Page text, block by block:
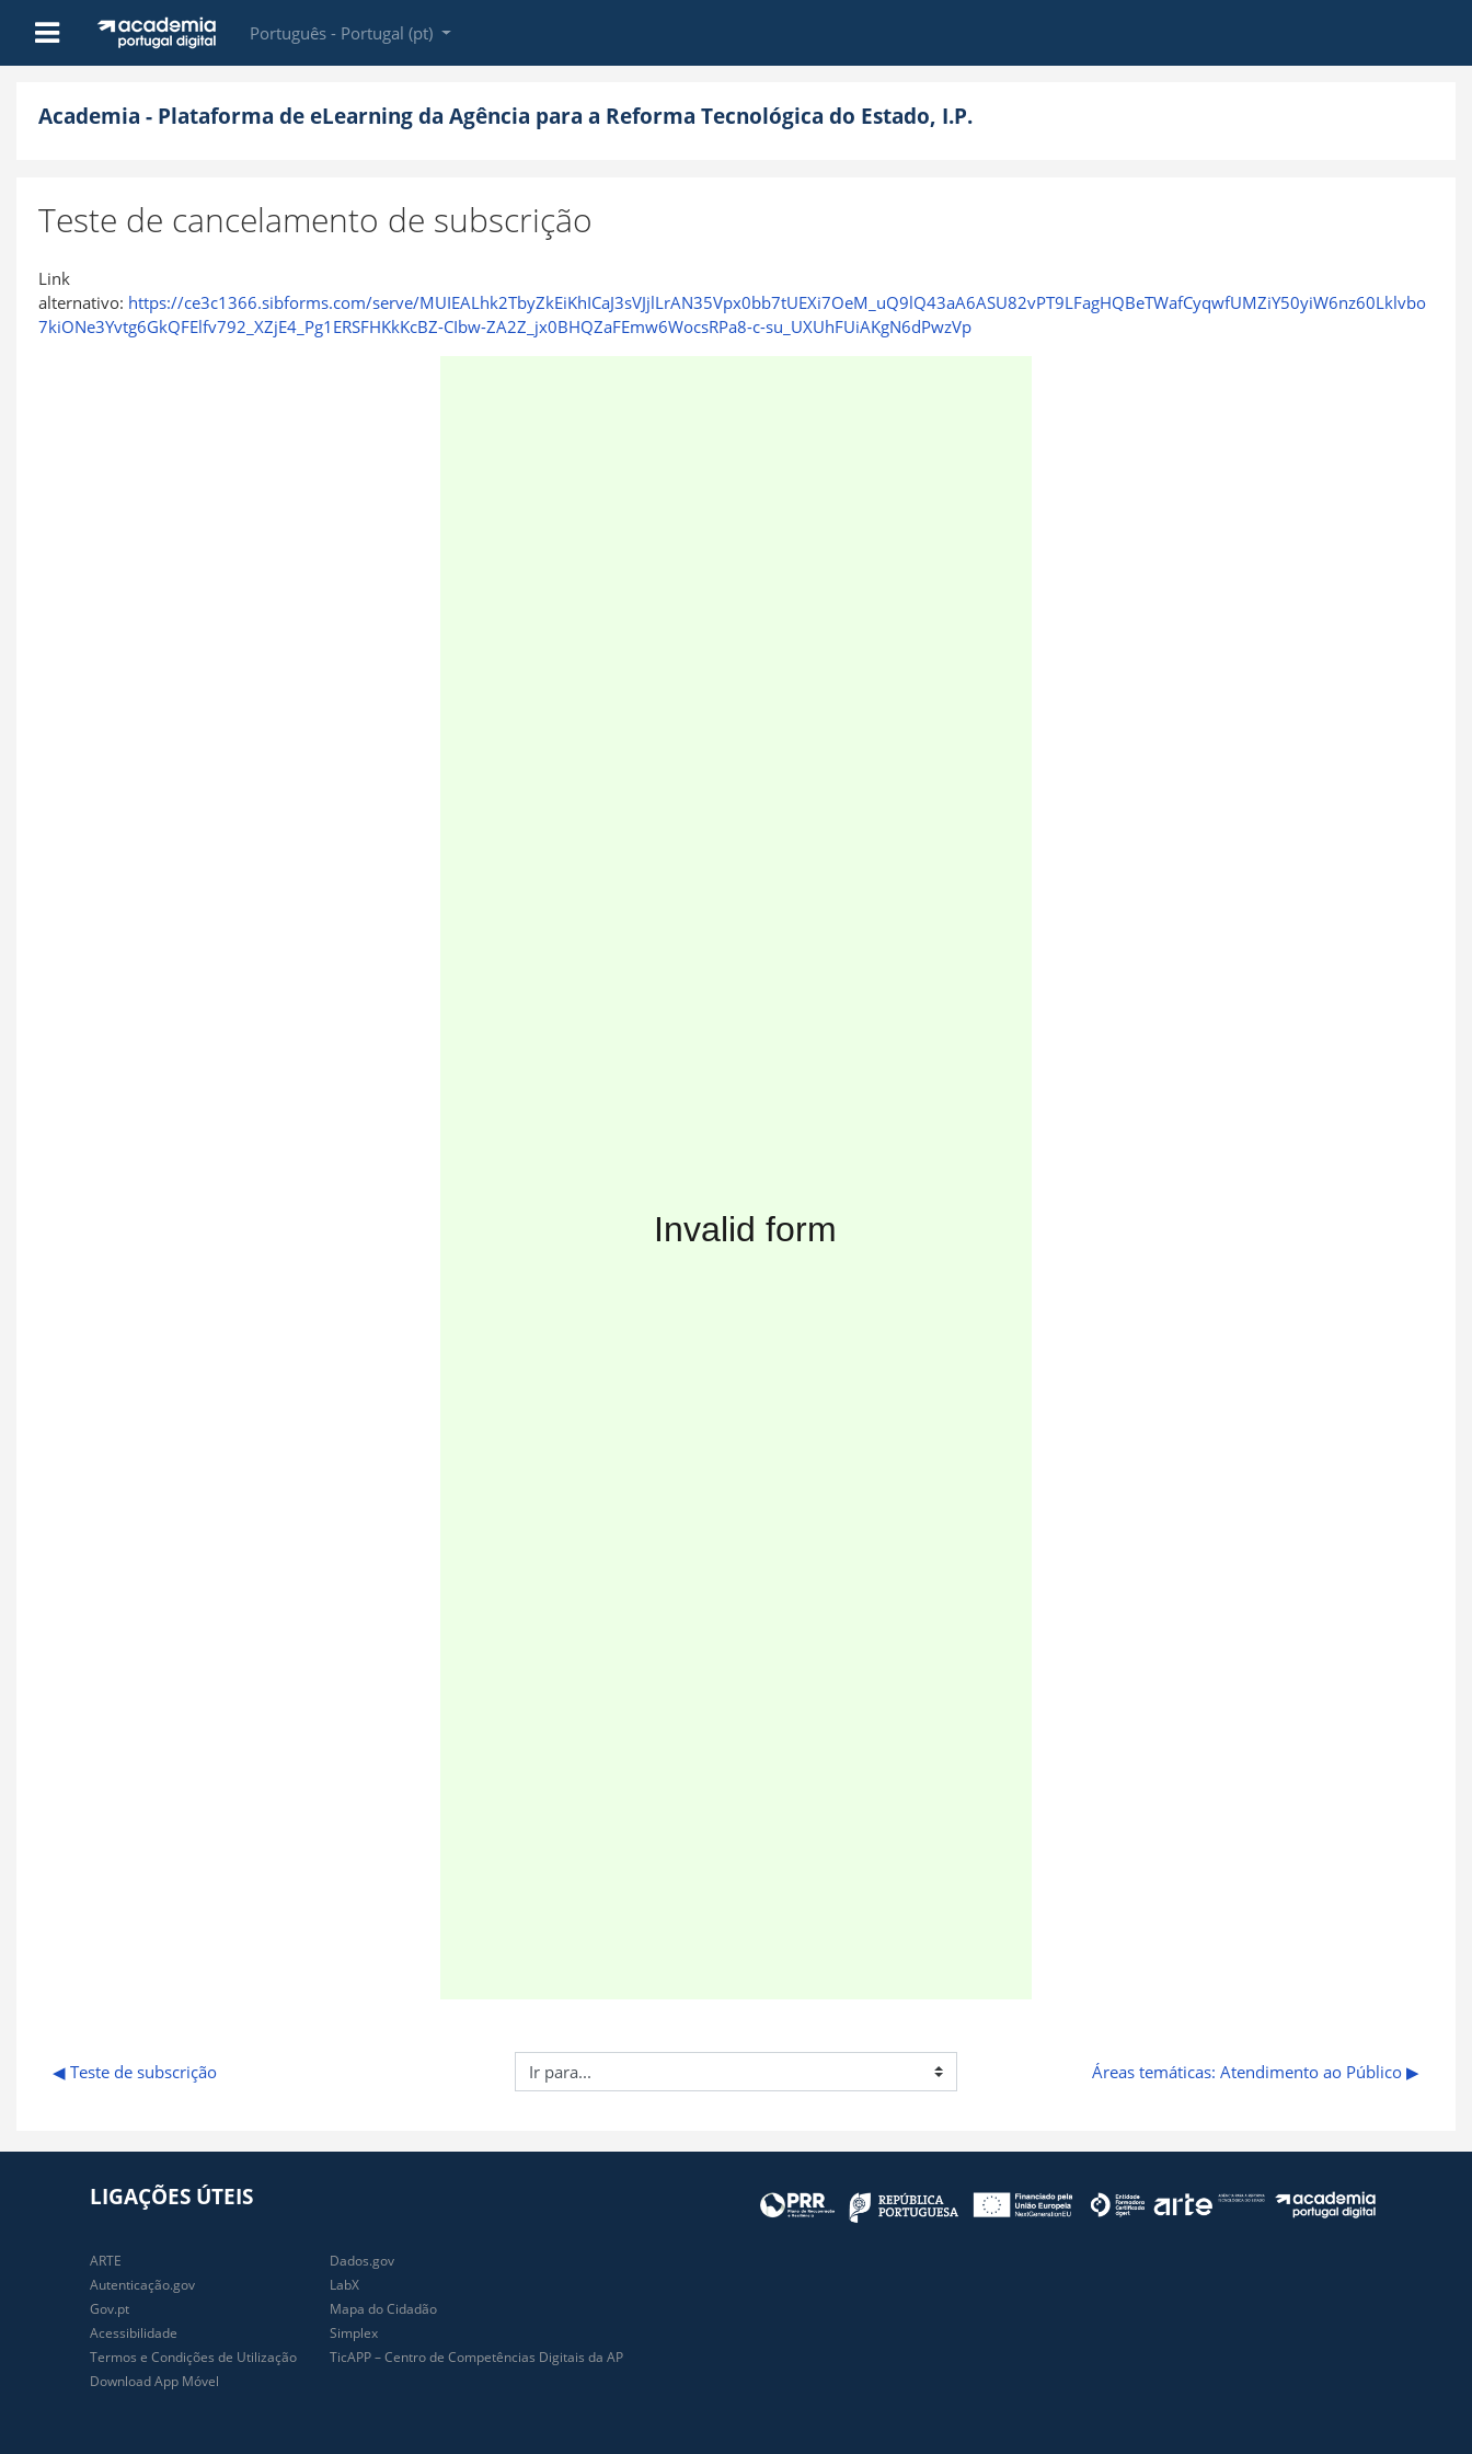
Ir para o conteúdo principal
Painel lateral
Português - Portugal ‎(pt)‎
Academia - Plataforma de eLearning da Agência para a Reforma Tecnológica do Estado, I.P.
Teste de cancelamento de subscrição
Link
alternativo: https://ce3c1366.sibforms.com/serve/MUIEALhk2TbyZkEiKhICaJ3sVJjlLrAN35Vpx0bb7tUEXi7OeM_uQ9lQ43aA6ASU82vPT9LFagHQBeTWafCyqwfUMZiY50yiW6nz60Lklvbo
7kiONe3Yvtg6GkQFElfv792_XZjE4_Pg1ERSFHKkKcBZ-CIbw-ZA2Z_jx0BHQZaFEmw6WocsRPa8-c-su_UXUhFUiAKgN6dPwzVp
◀︎ Teste de subscrição Ir para... Áreas temáticas: Atendimento ao Público ▶︎
LIGAÇÕES ÚTEIS
ARTE
Autenticação.gov
Gov.pt
Acessibilidade
Termos e Condições de Utilização
Download App Móvel
Dados.gov
LabX
Mapa do Cidadão
Simplex
TicAPP – Centro de Competências Digitais da AP